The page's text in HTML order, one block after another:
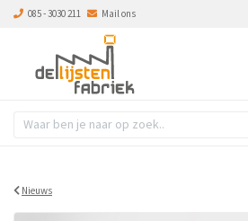
085 - 3030 211 Mail ons
Nieuws